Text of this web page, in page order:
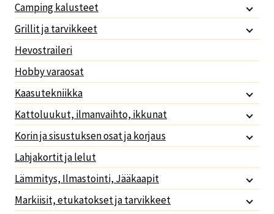
Camping kalusteet
Grillit ja tarvikkeet
Hevostraileri
Hobby varaosat
Kaasutekniikka
Kattoluukut, ilmanvaihto, ikkunat
Korin ja sisustuksen osat ja korjaus
Lahjakortit ja lelut
Lämmitys, Ilmastointi, Jääkaapit
Markiisit, etukatokset ja tarvikkeet